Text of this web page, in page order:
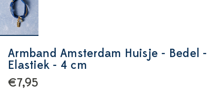
Armband Amsterdam Huisje - Bedel -
Elastiek - 4 cm
€7,95